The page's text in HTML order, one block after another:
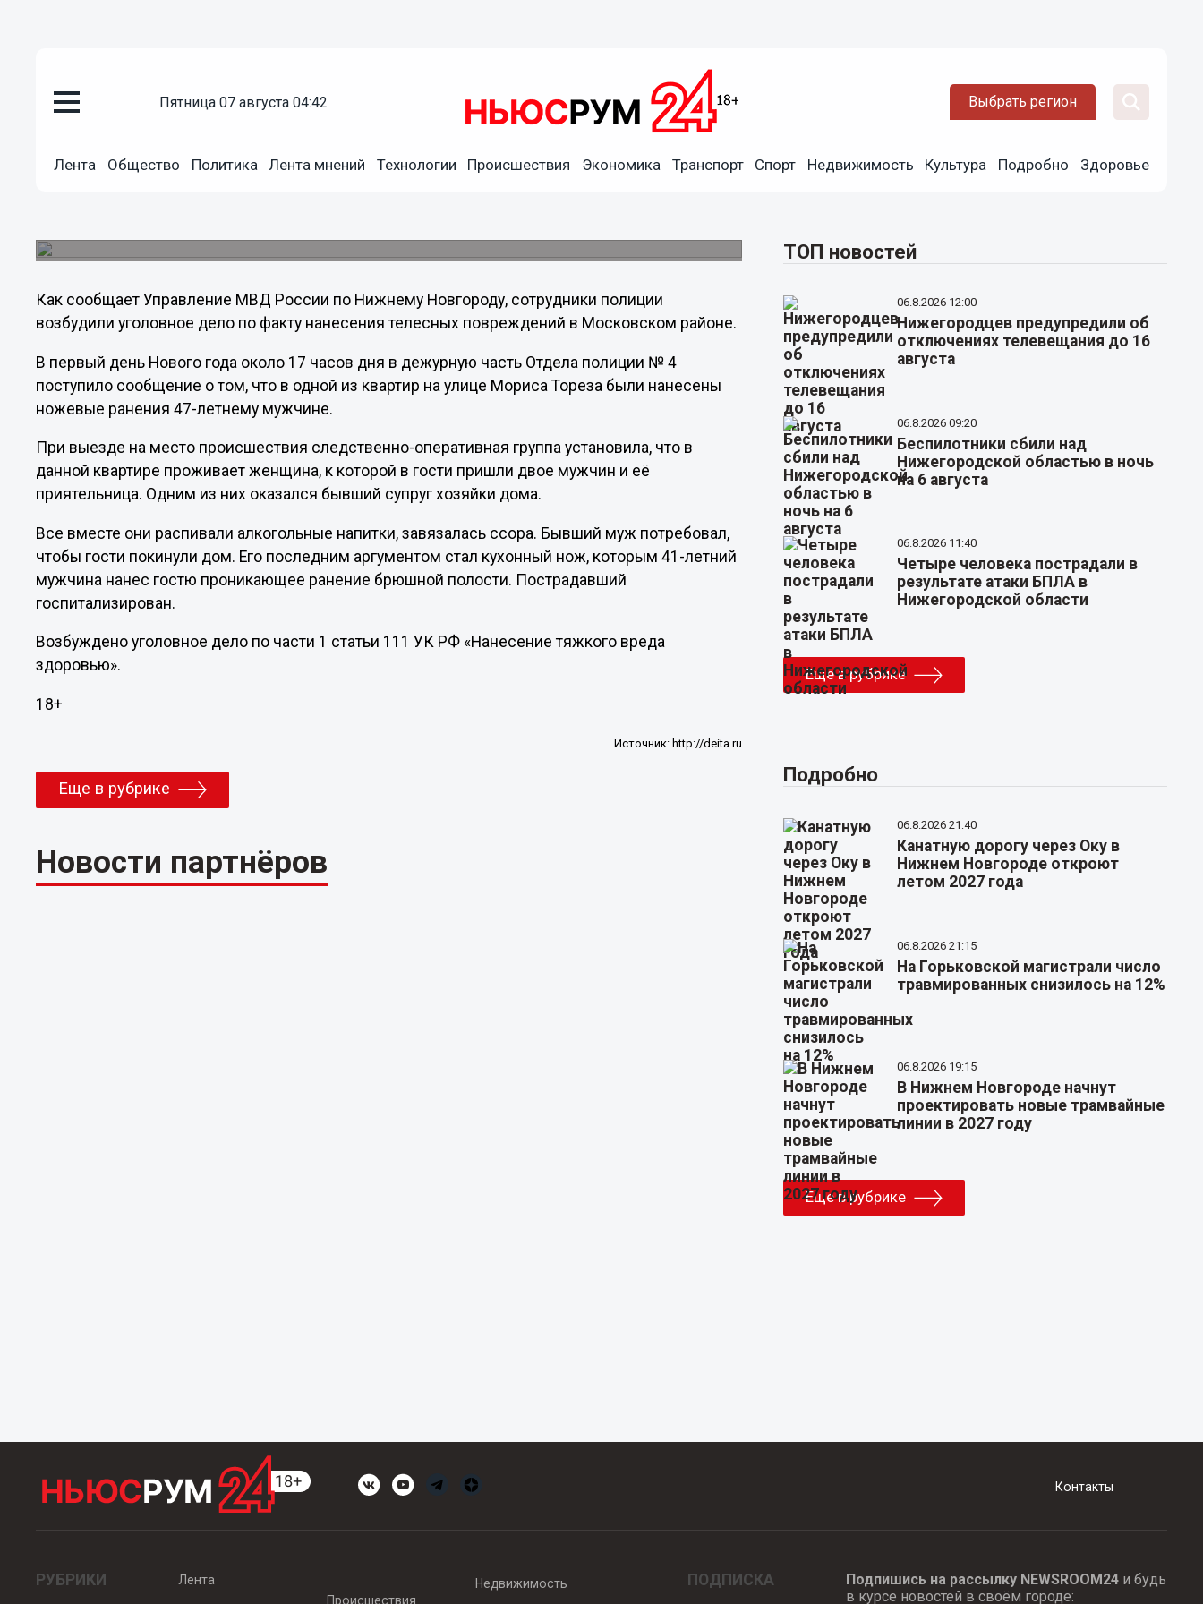
пятница 07 августа 04:42 Выбрать регион
Лента Общество Политика Лента мнений Технологии Происшествия Экономика Транспорт Спорт Недвижимость Культура Подробно Здоровье
Происшествия
Мужчина пытался разогнать гостей бывшей супруги с
Как сообщает Управление МВД России по Нижнему Новгороду, сотрудники полиции
возбудили уголовное дело по факту нанесения телесных повреждений в Московском районе.
В первый день Нового года около 17 часов дня в дежурную часть Отдела полиции № 4
поступило сообщение о том, что в одной из квартир на улице Мориса Тореза были нанесены
ножевые ранения 47-летнему мужчине.
При выезде на место происшествия следственно-оперативная группа установила, что в
данной квартире проживает женщина, к которой в гости пришли двое мужчин и её
приятельница. Одним из них оказался бывший супруг хозяйки дома.
Все вместе они распивали алкогольные напитки, завязалась ссора. Бывший муж потребовал,
чтобы гости покинули дом. Его последним аргументом стал кухонный нож, которым 41-летний
мужчина нанес гостю проникающее ранение брюшной полости. Пострадавший
госпитализирован.
Возбуждено уголовное дело по части 1 статьи 111 УК РФ «Нанесение тяжкого вреда
здоровью».
18+
Источник: http://deita.ru
Еще в рубрике
Новости партнёров
ТОП новостей
06.8.2026 12:00
Нижегородцев предупредили об
отключениях телевещания до 16
августа
06.8.2026 09:20
Беспилотники сбили над
Нижегородской областью в ночь
на 6 августа
06.8.2026 11:40
Четыре человека пострадали в
результате атаки БПЛА в
Нижегородской области
Еще в рубрике
Подробно
06.8.2026 21:40
Канатную дорогу через Оку в
Нижнем Новгороде откроют
летом 2027 года
06.8.2026 21:15
На Горьковской магистрали число
травмированных снизилось на 12%
06.8.2026 19:15
В Нижнем Новгороде начнут
проектировать новые трамвайные
линии в 2027 году
Еще в рубрике
Контакты
РУБРИКИ
Лента
Происшествия
Недвижимость ПОДПИСКА Подпишись на рассылку NEWSROOM24и будь
в курсе новостей в своём городе: